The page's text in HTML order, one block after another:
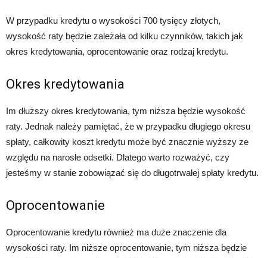
W przypadku kredytu o wysokości 700 tysięcy złotych,
wysokość raty będzie zależała od kilku czynników, takich jak
okres kredytowania, oprocentowanie oraz rodzaj kredytu.
Okres kredytowania
Im dłuższy okres kredytowania, tym niższa będzie wysokość
raty. Jednak należy pamiętać, że w przypadku długiego okresu
spłaty, całkowity koszt kredytu może być znacznie wyższy ze
względu na narosłe odsetki. Dlatego warto rozważyć, czy
jesteśmy w stanie zobowiązać się do długotrwałej spłaty kredytu.
Oprocentowanie
Oprocentowanie kredytu również ma duże znaczenie dla
wysokości raty. Im niższe oprocentowanie, tym niższa będzie